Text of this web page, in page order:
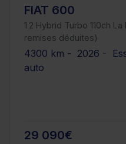
FIAT 600
1.2 Hybrid Turbo 110ch
remises déduites)
4300 km - 2026 -
auto
29 090€